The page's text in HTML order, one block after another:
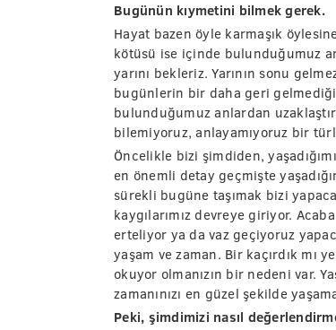
Bugünün kıymetini bilmek gerek.
Hayat bazen öyle karmaşık
kötüsü ise içinde bulunduğumuz
yarını bekleriz. Yarının sonu
bugünlerin bir daha geri
bulunduğumuz anlardan
bilemiyoruz, anlayamıyoruz bir
Öncelikle bizi şimdiden,
en önemli detay geçmişte
sürekli bugüne taşımak bizi
kaygılarımız devreye giriyor.
erteliyor ya da vaz geçiyoruz
yaşam ve zaman. Bir kaçırdık mı
okuyor olmanızın bir nedeni var.
zamanınızı en güzel şekilde
Peki, şimdimizi nasıl